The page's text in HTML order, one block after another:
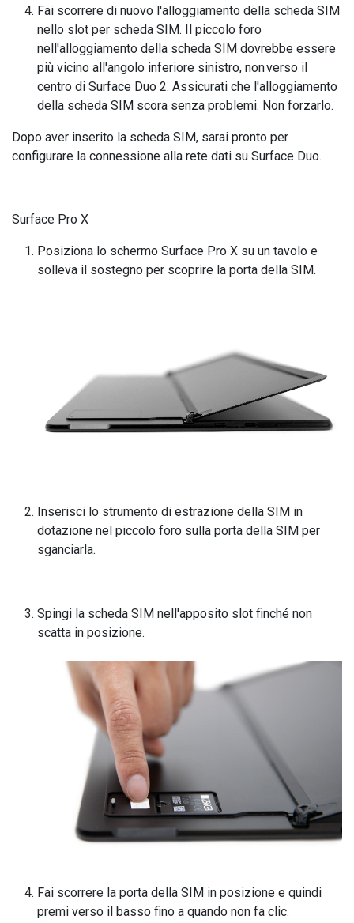
Fai scorrere di nuovo l'alloggiamento della scheda SIM
nello slot per scheda SIM. Il piccolo foro
nell'alloggiamento della scheda SIM dovrebbe essere
più vicino all'angolo inferiore sinistro, non verso il
centro di Surface Duo 2. Assicurati che l'alloggiamento
della scheda SIM scora senza problemi. Non forzarlo.
Dopo aver inserito la scheda SIM, sarai pronto per
configurare la connessione alla rete dati su Surface Duo.
Surface Pro X
Posiziona lo schermo Surface Pro X su un tavolo e
solleva il sostegno per scoprire la porta della SIM.
Inserisci lo strumento di estrazione della SIM in
dotazione nel piccolo foro sulla porta della SIM per
sganciarla.
Spingi la scheda SIM nell'apposito slot finché non
scatta in posizione.
Fai scorrere la porta della SIM in posizione e quindi
premi verso il basso fino a quando non fa clic.